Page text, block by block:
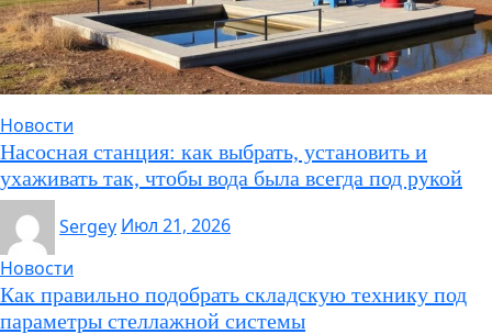
Новости
Насосная станция: как выбрать, установить и
ухаживать так, чтобы вода была всегда под рукой
Sergey Июл 21, 2026
Новости
Как правильно подобрать складскую технику под
параметры стеллажной системы